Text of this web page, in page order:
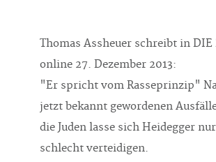
Thomas Assheuer schreibt in DIE
online 27. Dezember 2013:
"Er spricht vom Rasseprinzip"
jetzt bekannt gewordenen
die Juden lasse sich Heidegger
schlecht verteidigen.